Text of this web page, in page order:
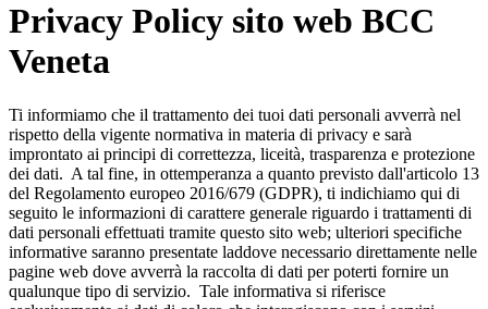
Privacy Policy sito web BCC
Veneta
Ti informiamo che il trattamento dei tuoi dati personali avverrà nel
rispetto della vigente normativa in materia di privacy e sarà
improntato ai principi di correttezza, liceità, trasparenza e protezione
dei dati. A tal fine, in ottemperanza a quanto previsto dall'articolo 13
del Regolamento europeo 2016/679 (GDPR), ti indichiamo qui di
seguito le informazioni di carattere generale riguardo i trattamenti di
dati personali effettuati tramite questo sito web; ulteriori specifiche
informative saranno presentate laddove necessario direttamente nelle
pagine web dove avverrà la raccolta di dati per poterti fornire un
qualunque tipo di servizio. Tale informativa si riferisce